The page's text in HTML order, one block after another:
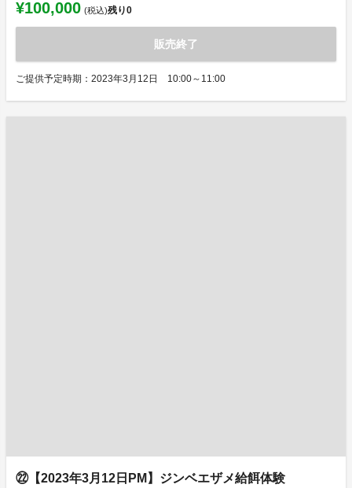
¥100,000 (税込)残り0
販売終了
ご提供予定時期：2023年3月12日 10:00～11:00
㉒【2023年3月12日PM】ジンベエザメ給餌体験